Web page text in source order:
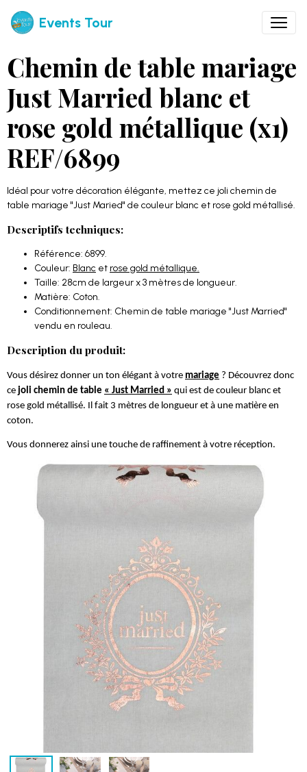
Events Tour
Chemin de table mariage
Just Married blanc et
rose gold métallique (x1)
REF/6899
Idéal pour votre décoration élégante, mettez ce joli chemin de
table mariage "Just Maried" de couleur blanc et rose gold métallisé.
Descriptifs techniques:
Référence: 6899.
Couleur: Blanc et rose gold métallique.
Taille: 28cm de largeur x 3 mètres de longueur.
Matière: Coton.
Conditionnement: Chemin de table mariage "Just Married"
vendu en rouleau.
Description du produit:
Vous désirez donner un ton élégant à votre mariage ? Découvrez donc
ce joli chemin de table « Just Married » qui est de couleur blanc et
rose gold métallisé. Il fait 3 mètres de longueur et à une matière en
coton.
Vous donnerez ainsi une touche de raffinement à votre réception.